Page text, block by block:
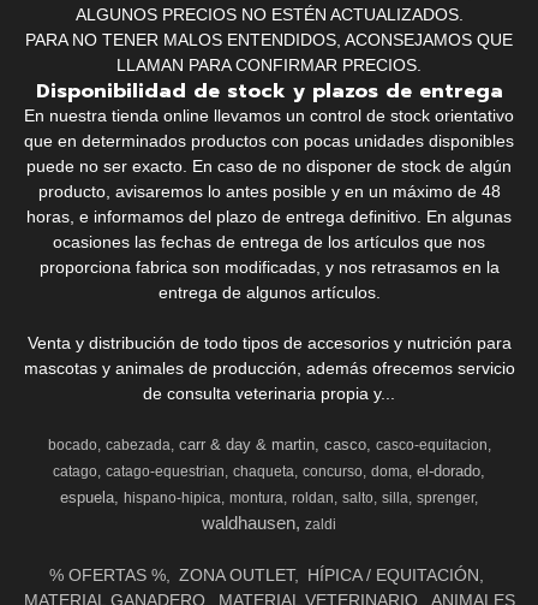
ALGUNOS PRECIOS NO ESTÉN ACTUALIZADOS.
PARA NO TENER MALOS ENTENDIDOS, ACONSEJAMOS QUE
LLAMAN PARA CONFIRMAR PRECIOS.
Disponibilidad de stock y plazos de entrega
En nuestra tienda online llevamos un control de stock orientativo
que en determinados productos con pocas unidades disponibles
puede no ser exacto. En caso de no disponer de stock de algún
producto, avisaremos lo antes posible y en un máximo de 48
horas, e informamos del plazo de entrega definitivo. En algunas
ocasiones las fechas de entrega de los artículos que nos
proporciona fabrica son modificadas, y nos retrasamos en la
entrega de algunos artículos.
Venta y distribución de todo tipos de accesorios y nutrición para
mascotas y animales de producción, además ofrecemos servicio
de consulta veterinaria propia y...
bocado cabezada carr & day & martin casco
casco-equitacion
catago catago-equestrian chaqueta concurso doma el-dorado
espuela hispano-hipica montura roldan salto silla sprenger
waldhausen zaldi
% OFERTAS % ZONA OUTLET
HÍPICA / EQUITACIÓN
MATERIAL GANADERO
MATERIAL VETERINARIO ANIMALES